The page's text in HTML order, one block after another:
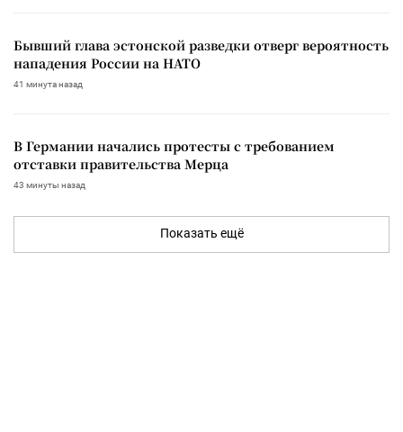
Бывший глава эстонской разведки отверг вероятность
нападения России на НАТО
41 минута назад
В Германии начались протесты с требованием
отставки правительства Мерца
43 минуты назад
Показать ещё